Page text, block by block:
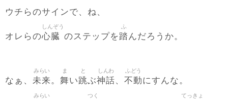
ウチらのサインで、ね、
オレらの心臓
しんぞう
のステップを踏
ふ
んだろうか。
なぁ、 未来
みらい
。 舞
ま
い跳
と
ぶ神話
しんわ
、 不動
ふどう
にすんな。
みらい つく てっきょ